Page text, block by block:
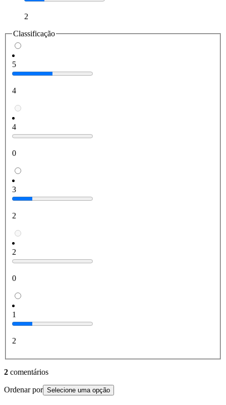
2
Classificação
5
4
4
0
3
2
2
0
1
2
2 comentários
Ordenar por Selecione uma opção